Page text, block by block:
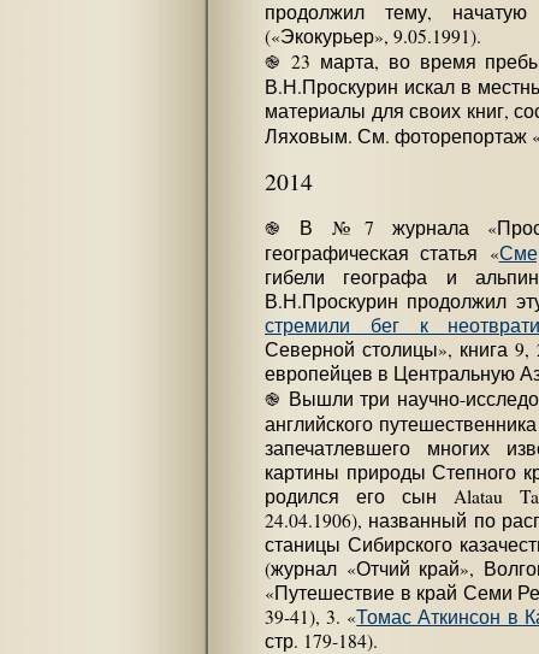
продолжил тему,
(«Экокурьер», 9.05.1991).
֎ 23 марта, во время
В.Н.Проскурин искал в
материалы для своих книг,
Ляховым. См. фоторепортаж
2014
֎ В №7 журнала
географическая статья «
гибели географа и
В.Н.Проскурин продолжил
стремили бег к
Северной столицы», книга
европейцев в Центральную
֎ Вышли три научно-
английского
запечатлевшего многих
картины природы Степного
родился его сын Alatau
24.04.1906), названный по
станицы Сибирского
(журнал «Отчий край»,
«Путешествие в край Семи
39-41), 3. «Томас Аткинсон в
стр. 179-184).